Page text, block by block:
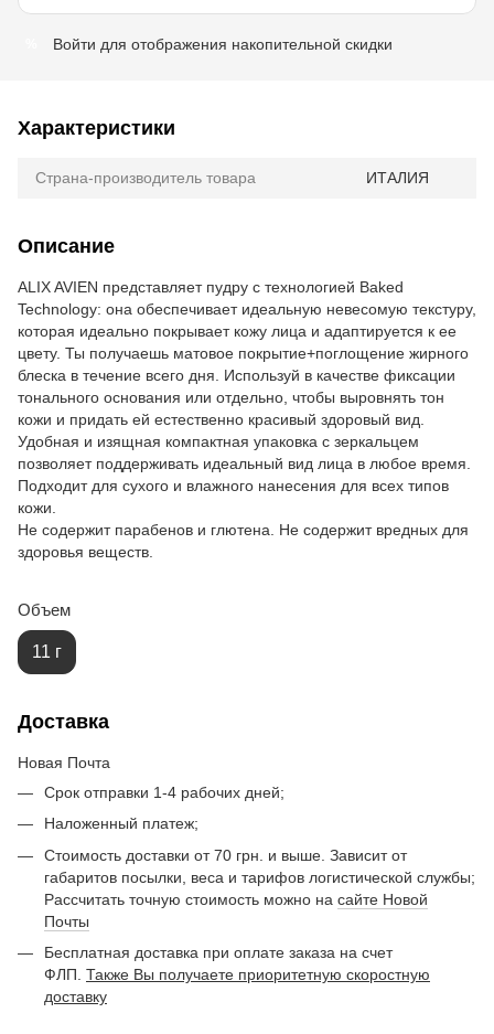
Войти для отображения накопительной скидки
Характеристики
Страна-производитель товара ИТАЛИЯ
Описание
ALIX AVIEN представляет пудру с технологией Baked
Technology: она обеспечивает идеальную невесомую текстуру,
которая идеально покрывает кожу лица и адаптируется к ее
цвету. Ты получаешь матовое покрытие+поглощение жирного
блеска в течение всего дня. Используй в качестве фиксации
тонального основания или отдельно, чтобы выровнять тон
кожи и придать ей естественно красивый здоровый вид.
Удобная и изящная компактная упаковка с зеркальцем
позволяет поддерживать идеальный вид лица в любое время.
Подходит для сухого и влажного нанесения для всех типов
кожи.
Не содержит парабенов и глютена. Не содержит вредных для
здоровья веществ.
Объем
11 г
Доставка
Новая Почта
Срок отправки 1-4 рабочих дней;
Наложенный платеж;
Стоимость доставки от 70 грн. и выше. Зависит от
габаритов посылки, веса и тарифов логистической службы;
Рассчитать точную стоимость можно на сайте Новой
Почты
Бесплатная доставка при оплате заказа на счет
ФЛП. Также Вы получаете приоритетную скоростную
доставку